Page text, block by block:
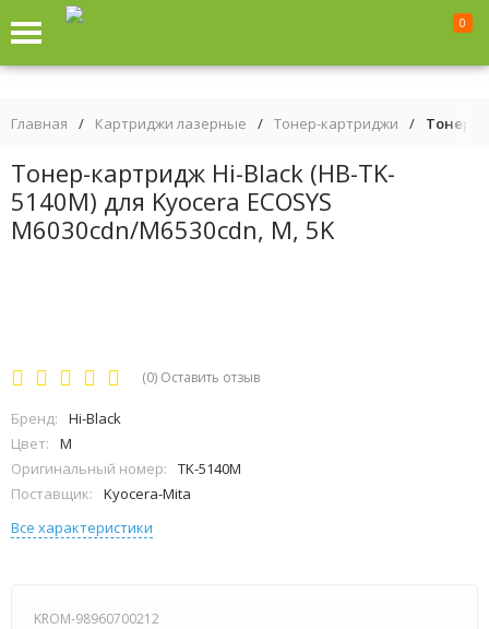
0
Главная / Картриджи лазерные / Тонер-картриджи / Тонер-
Тонер-картридж Hi-Black (HB-TK-
5140M) для Kyocera ECOSYS
M6030cdn/M6530cdn, M, 5K
(0) Оставить отзыв
Бренд:
Hi-Black
Цвет:
M
Оригинальный номер:
TK-5140M
Поставщик:
Kyocera-Mita
Все характеристики
KROM-98960700212